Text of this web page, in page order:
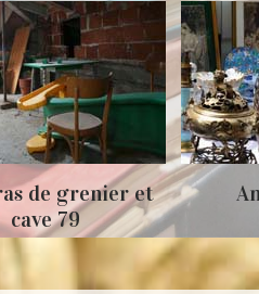
de grenier et
cave 79